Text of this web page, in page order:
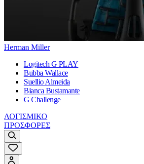
Herman Miller
Logitech G PLAY
Bubba Wallace
Suellio Almeida
Bianca Bustamante
G Challenge
ΛΟΓΙΣΜΙΚΟ
ΠΡΟΣΦΟΡΕΣ